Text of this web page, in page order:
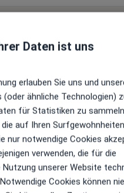
Tätigkeitsschwerpunkte
Grundversorgung
über Leistungen
wurden noch keine
Leistungen hinzugefügt.
Daten ist uns
erlauben Sie uns und
(oder ähnliche Technologien)
für Statistiken zu
auf Ihren Surfgewohnheiten
nur notwendige Cookies
verwenden, die für die
unserer Website
Cookies können nie